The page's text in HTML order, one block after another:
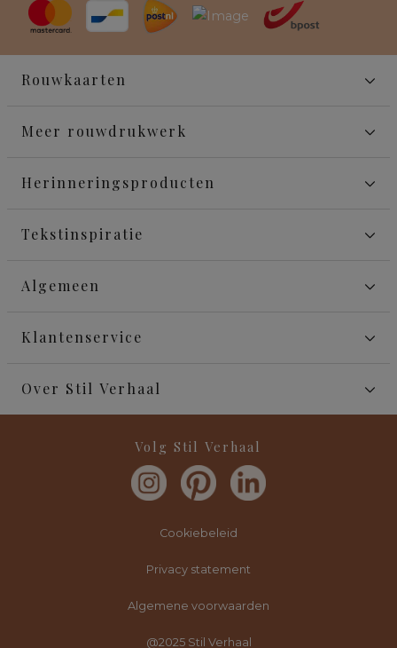
Rouwkaarten
Meer rouwdrukwerk
Herinneringsproducten
Tekstinspiratie
Algemeen
Klantenservice
Over Stil Verhaal
Volg Stil Verhaal
Cookiebeleid
Privacy statement
Algemene voorwaarden
@2025 Stil Verhaal